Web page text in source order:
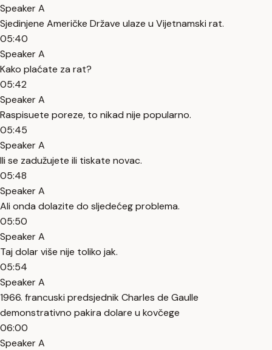
Speaker A
Sjedinjene Američke Države ulaze u Vijetnamski rat.
05:40
Speaker A
Kako plaćate za rat?
05:42
Speaker A
Raspisuete poreze, to nikad nije popularno.
05:45
Speaker A
Ili se zadužujete ili tiskate novac.
05:48
Speaker A
Ali onda dolazite do sljedećeg problema.
05:50
Speaker A
Taj dolar više nije toliko jak.
05:54
Speaker A
1966. francuski predsjednik Charles de Gaulle
demonstrativno pakira dolare u kovčege
06:00
Speaker A